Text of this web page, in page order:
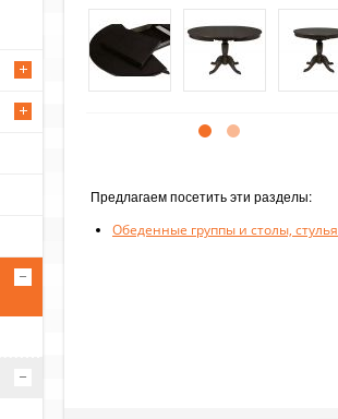
Предлагаем посетить эти разделы:
Обеденные группы и столы, стулья